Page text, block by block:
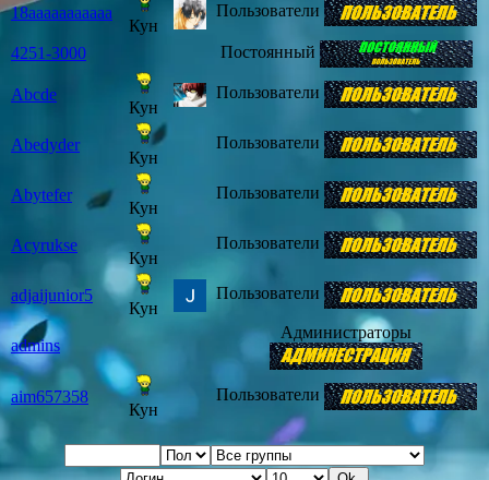
18aaaaaaaaaaa
Кун
Пользователи
4251-3000 Постоянный
Abcde
Кун
Пользователи
Abedyder
Кун
Пользователи
Abytefer
Кун
Пользователи
Acyrukse
Кун
Пользователи
adjaijunior5
Кун
Пользователи
admins
Администраторы
aim657358
Кун
Пользователи